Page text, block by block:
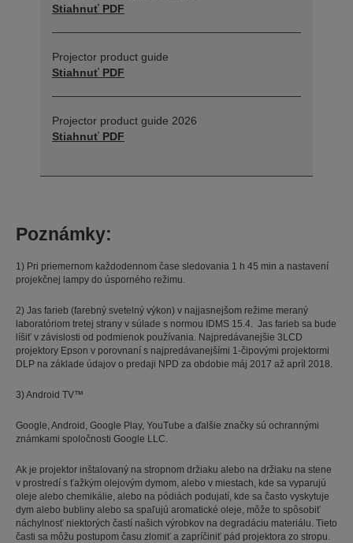
Stiahnuť PDF
Projector product guide
Stiahnuť PDF
Projector product guide 2026
Stiahnuť PDF
Poznámky:
1) Pri priemernom každodennom čase sledovania 1 h 45 min a nastavení
projekčnej lampy do úsporného režimu.
2) Jas farieb (farebný svetelný výkon) v najjasnejšom režime meraný
laboratóriom tretej strany v súlade s normou IDMS 15.4. Jas farieb sa bude
líšiť v závislosti od podmienok používania. Najpredávanejšie 3LCD
projektory Epson v porovnaní s najpredávanejšími 1-čipovými projektormi
DLP na základe údajov o predaji NPD za obdobie máj 2017 až apríl 2018.
3) Android TV™
Google, Android, Google Play, YouTube a ďalšie značky sú ochrannými
známkami spoločnosti Google LLC.
Ak je projektor inštalovaný na stropnom držiaku alebo na držiaku na stene
v prostredí s ťažkým olejovým dymom, alebo v miestach, kde sa vyparujú
oleje alebo chemikálie, alebo na pódiách podujatí, kde sa často vyskytuje
dym alebo bubliny alebo sa spaľujú aromatické oleje, môže to spôsobiť
náchylnosť niektorých častí našich výrobkov na degradáciu materiálu. Tieto
časti sa môžu postupom času zlomiť a zapríčiniť pád projektora zo stropu.